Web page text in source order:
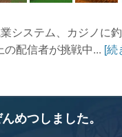
システム、カジノに
配信者が挑戦中... [続
めつしました。